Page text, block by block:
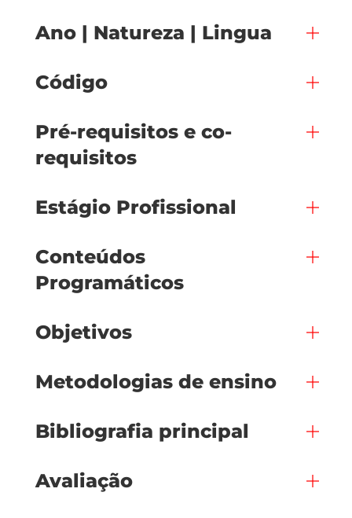
Ano | Natureza | Lingua
Código
Pré-requisitos e co-
requisitos
Estágio Profissional
Conteúdos
Programáticos
Objetivos
Metodologias de ensino
Bibliografia principal
Avaliação